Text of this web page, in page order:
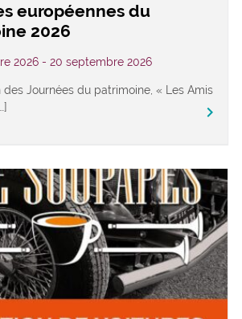
européennes du
2026
2026 - 20 septembre 2026
des Journées du patrimoine, « Les Amis
keyboard_arrow_right